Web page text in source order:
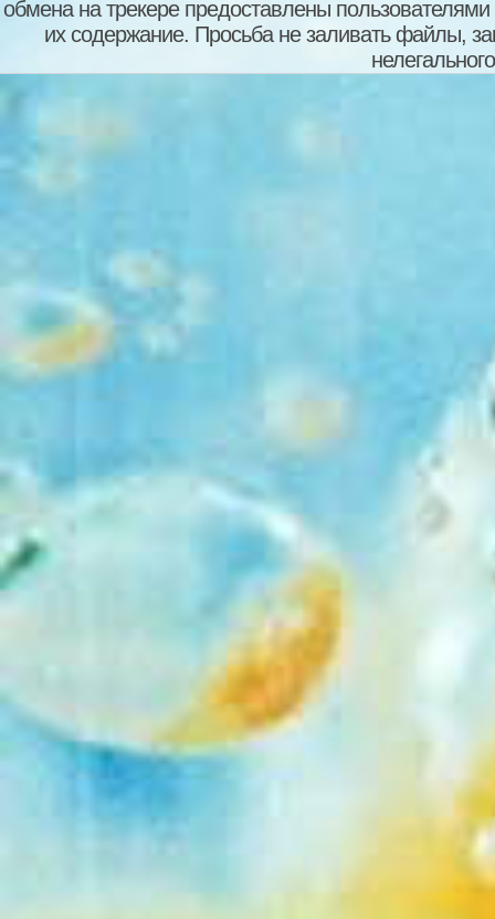
обмена на трекере предоставлены пользователями
их содержание. Просьба не заливать файлы,